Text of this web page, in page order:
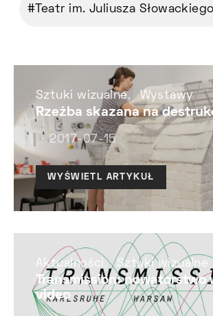
Teatr im. Juliusza
Sztuki wizualne Wystawy
Rzeźba skazana na
2017-07-15
WYŚWIETL ARTYKUŁ
Aktualności Sztuki wizualne
Transmission: nowatorstwo
video